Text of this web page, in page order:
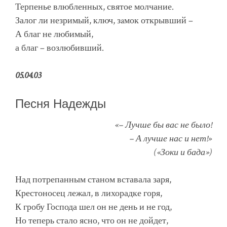
Терпенье влюбленных, святое молчание.
Залог ли незримый, ключ, зaмок открывший –
А благ не любимый,
а благ – возлюбивший.
05.04.03
Песня Надежды
«– Лучше бы вас не было!
– А лучше нас и нет!»
(«Зоки и бада»)
Над потрепанным станом вставала заря,
Крестоносец лежал, в лихорадке горя,
К гробу Господа шел он не день и не год,
Но теперь стало ясно, что он не дойдет,